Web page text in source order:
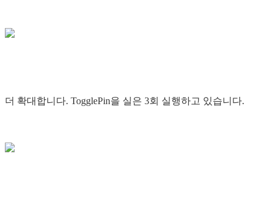
더 확대합니다. TogglePin을 실은 3회 실행하고 있습니다.